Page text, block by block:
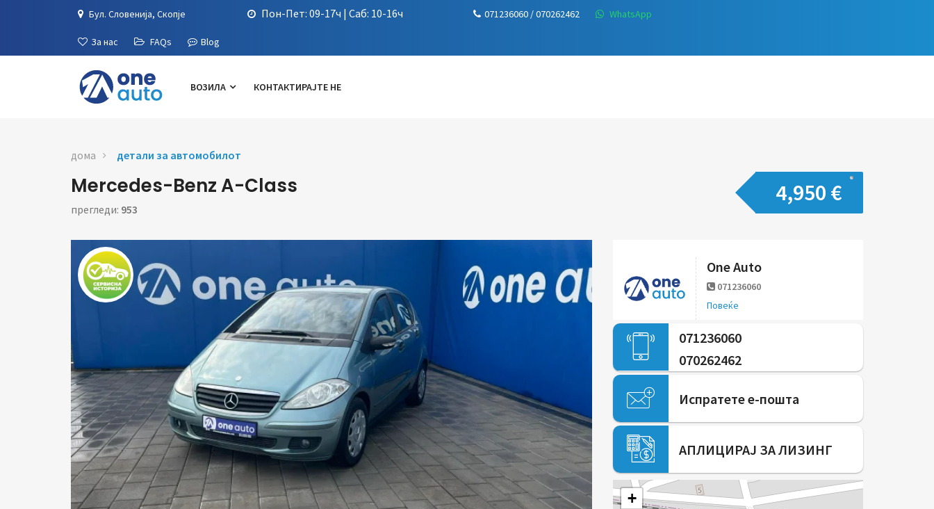
Бул. Словенија, Скопје Пон-Пет: 09-17ч | Саб: 10-16ч 071236060 / 070262462 WhatsApp
За нас FAQs Blog
ВОЗИЛА КОНТАКТИРАЈТЕ НЕ
дома детали за автомобилот
Mercedes-Benz A-Class
прегледи: 953
4,950 €
One Auto
071236060
Повеќе
071236060
070262462
Испратете е-пошта
АПЛИЦИРАЈ ЗА ЛИЗИНГ
+